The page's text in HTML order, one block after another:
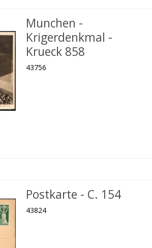
Munchen -
Krigerdenkmal -
Krueck 858
43756
Postkarte - C. 154
43824